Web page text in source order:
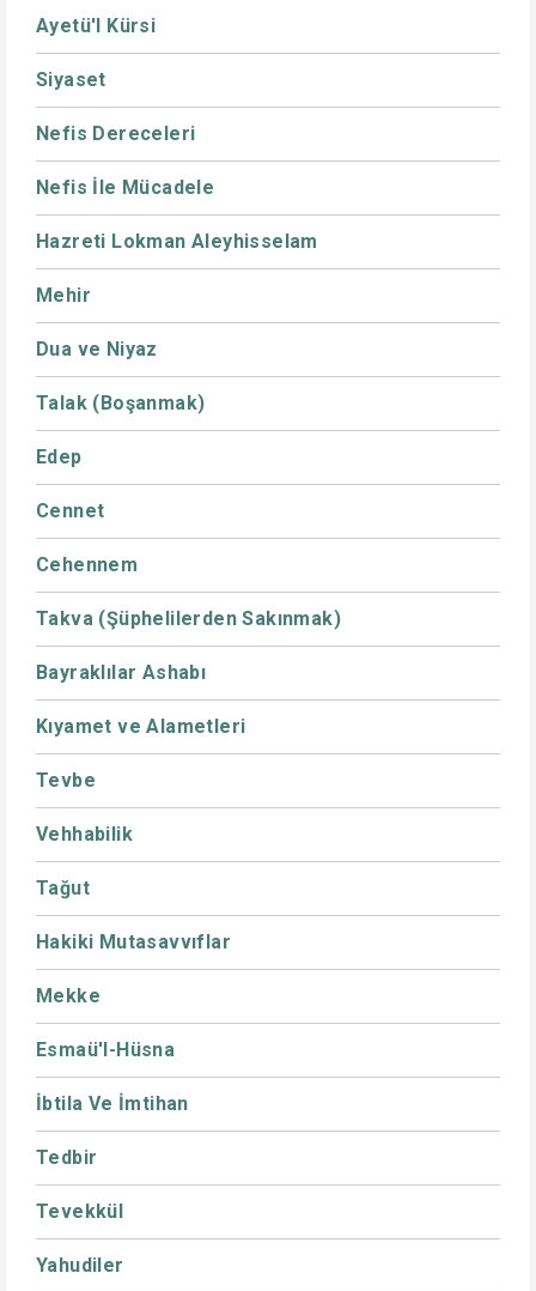
Ayetü'l Kürsi
Siyaset
Nefis Dereceleri
Nefis İle Mücadele
Hazreti Lokman Aleyhisselam
Mehir
Dua ve Niyaz
Talak (Boşanmak)
Edep
Cennet
Cehennem
Takva (Şüphelilerden Sakınmak)
Bayraklılar Ashabı
Kıyamet ve Alametleri
Tevbe
Vehhabilik
Tağut
Hakiki Mutasavvıflar
Mekke
Esmaü'l-Hüsna
İbtila Ve İmtihan
Tedbir
Tevekkül
Yahudiler